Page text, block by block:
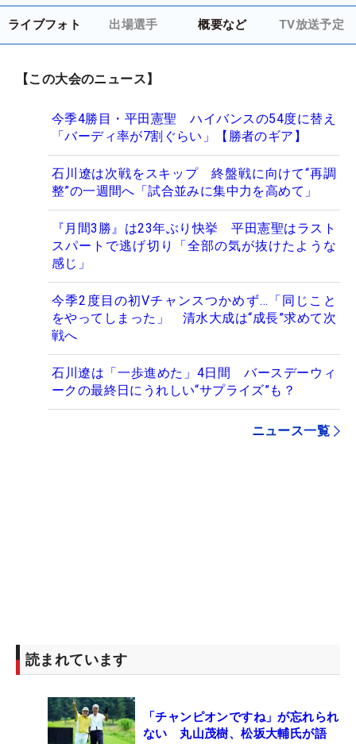
ライブフォト 出場選手 概要など TV放送予定
【この大会のニュース】
今季4勝目・平田憲聖 ハイバンスの54度に替え
「バーディ率が7割ぐらい」【勝者のギア】
石川遼は次戦をスキップ 終盤戦に向けて“再調
整”の一週間へ「試合並みに集中力を高めて」
『月間3勝』は23年ぶり快挙 平田憲聖はラスト
スパートで逃げ切り「全部の気が抜けたような
感じ」
今季2度目の初Vチャンスつかめず…「同じこと
をやってしまった」 清水大成は“成長”求めて次
戦へ
石川遼は「一歩進めた」4日間 バースデーウィ
ークの最終日にうれしい“サプライズ”も？
ニュース一覧
読まれています
「チャンピオンですね」が忘れられ
ない 丸山茂樹、松坂大輔氏が語